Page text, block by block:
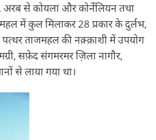
से कोयला और कोर्नेलियन तथा
में कुल मिलाकर 28 प्रकार के दुर्लभ,
ताजमहल की नक़्क़ाशी में उपयोग
सफ़ेद संगमरमर ज़िला नागौर,
से लाया गया था।